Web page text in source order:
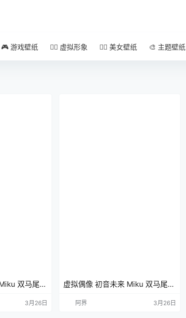
🎮 游戏壁纸 🧚‍♀️ 虚拟形象 🧜‍♀️ 美女壁纸 🎨 主题壁纸
双马尾
3月26日
虚拟偶像 初音未来 Miku 双马尾
阿界 3月26日